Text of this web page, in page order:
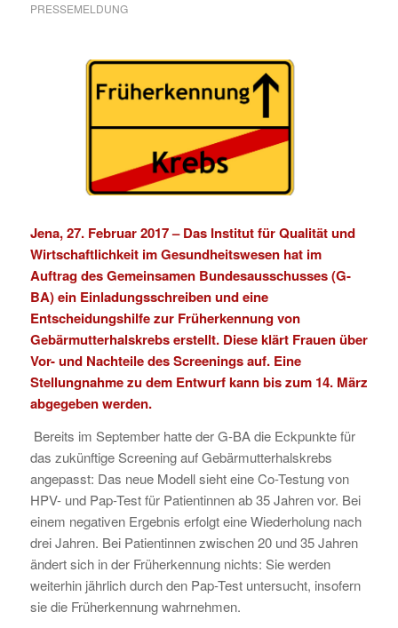
PRESSEMELDUNG
Jena, 27. Februar 2017 – Das Institut für Qualität und
Wirtschaftlichkeit im Gesundheitswesen hat im
Auftrag des Gemeinsamen Bundesausschusses (G-
BA) ein Einladungsschreiben und eine
Entscheidungshilfe zur Früherkennung von
Gebärmutterhalskrebs erstellt. Diese klärt Frauen über
Vor- und Nachteile des Screenings auf. Eine
Stellungnahme zu dem Entwurf kann bis zum 14. März
abgegeben werden.
Bereits im September hatte der G-BA die Eckpunkte für
das zukünftige Screening auf Gebärmutterhalskrebs
angepasst: Das neue Modell sieht eine Co-Testung von
HPV- und Pap-Test für Patientinnen ab 35 Jahren vor. Bei
einem negativen Ergebnis erfolgt eine Wiederholung nach
drei Jahren. Bei Patientinnen zwischen 20 und 35 Jahren
ändert sich in der Früherkennung nichts: Sie werden
weiterhin jährlich durch den Pap-Test untersucht, insofern
sie die Früherkennung wahrnehmen.